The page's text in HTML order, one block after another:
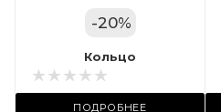
-20%
Кольцо
ПОДРОБНЕЕ
КРАС
Местоположение:
ул. Пушкинская, 11А